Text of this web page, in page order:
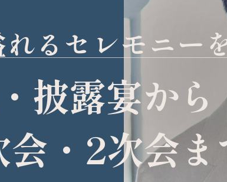
るセレモニー
披露宴から
会・2次会ま